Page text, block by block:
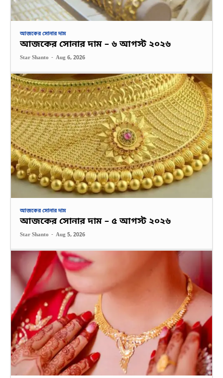
আজকের সোনার দাম
আজকের সোনার দাম – ৬ আগস্ট ২০২৬
Star Shanto - Aug 6, 2026
আজকের সোনার দাম
আজকের সোনার দাম – ৫ আগস্ট ২০২৬
Star Shanto - Aug 5, 2026